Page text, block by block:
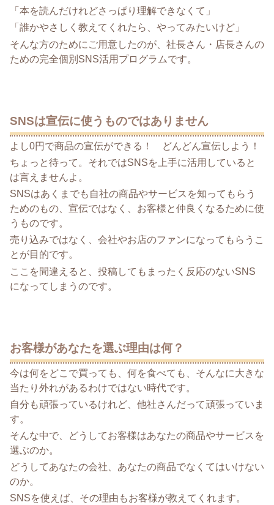
「本を読んだけれどさっぱり理解できなくて」
「誰かやさしく教えてくれたら、やってみたいけど」
そんな方のためにご用意したのが、社長さん・店長さんの
ための完全個別SNS活用プログラムです。
SNSは宣伝に使うものではありません
よし0円で商品の宣伝ができる！ どんどん宣伝しよう！
ちょっと待って。それではSNSを上手に活用していると
は言えませんよ。
SNSはあくまでも自社の商品やサービスを知ってもらう
ためのもの、宣伝ではなく、お客様と仲良くなるために使
うものです。
売り込みではなく、会社やお店のファンになってもらうこ
とが目的です。
ここを間違えると、投稿してもまったく反応のないSNS
になってしまうのです。
お客様があなたを選ぶ理由は何？
今は何をどこで買っても、何を食べても、そんなに大きな
当たり外れがあるわけではない時代です。
自分も頑張っているけれど、他社さんだって頑張っていま
す。
そんな中で、どうしてお客様はあなたの商品やサービスを
選ぶのか。
どうしてあなたの会社、あなたの商品でなくてはいけない
のか。
SNSを使えば、その理由もお客様が教えてくれます。